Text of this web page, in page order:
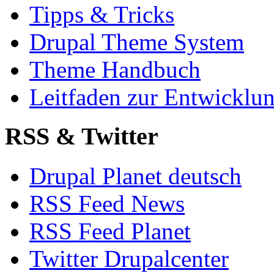
Tipps & Tricks
Drupal Theme System
Theme Handbuch
Leitfaden zur
RSS & Twitter
Drupal Planet deutsch
RSS Feed News
RSS Feed Planet
Twitter Drupalcenter